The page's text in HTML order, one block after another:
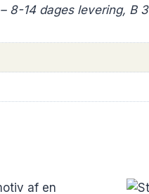
8-14 dages levering, B